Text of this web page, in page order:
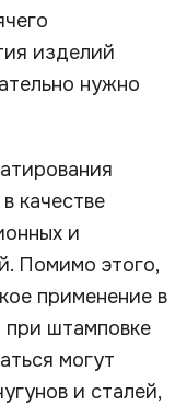
изделий
нужно
качестве
и
Помимо этого,
применение в
при штамповке
могут
и сталей,